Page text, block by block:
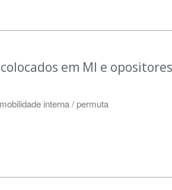
em MI e
mobilidade interna / permuta